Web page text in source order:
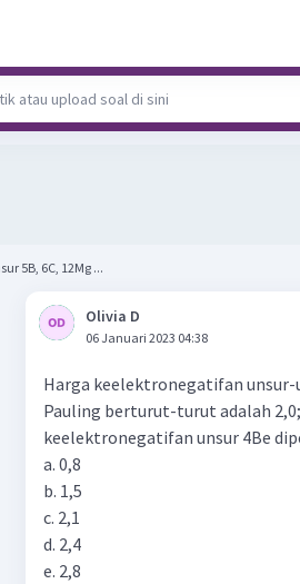
5B, 6C, 12Mg ...
Olivia D
06 Januari 2023 04:38
Harga keelektronegatifan unsur-
Pauling berturut-turut adalah 2,0;
keelektronegatifan unsur 4Be
a. 0,8
b. 1,5
c. 2,1
d. 2,4
e. 2,8